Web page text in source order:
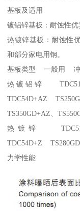
基板及适用
镀铝锌基板：耐蚀性优
热镀锌基板：耐蚀性
和部分家电用钢。
基板类型 一般用
热镀铝锌
TDC54D+AZ
TS350GD+AZ、
热镀锌
TDC54D+Z
力学性能